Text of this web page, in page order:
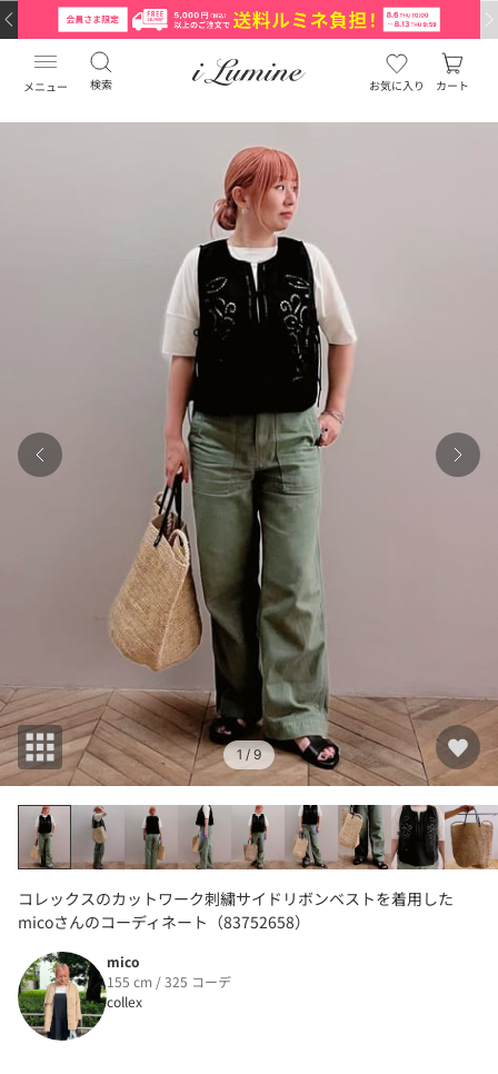
メニュー 検索 お気に入り カート
1 / 9
コレックスのカットワーク刺繍サイドリボンベストを着用した
micoさんのコーディネート（83752658）
mico
155 cm / 325 コーデ
collex